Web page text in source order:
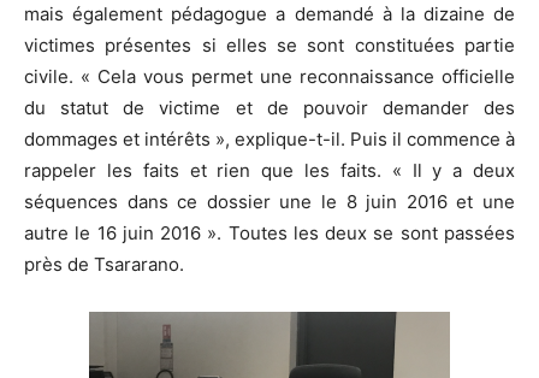
mais également pédagogue a demandé à la dizaine de
victimes présentes si elles se sont constituées partie
civile. « Cela vous permet une reconnaissance officielle
du statut de victime et de pouvoir demander des
dommages et intérêts », explique-t-il. Puis il commence à
rappeler les faits et rien que les faits. « Il y a deux
séquences dans ce dossier une le 8 juin 2016 et une
autre le 16 juin 2016 ». Toutes les deux se sont passées
près de Tsararano.